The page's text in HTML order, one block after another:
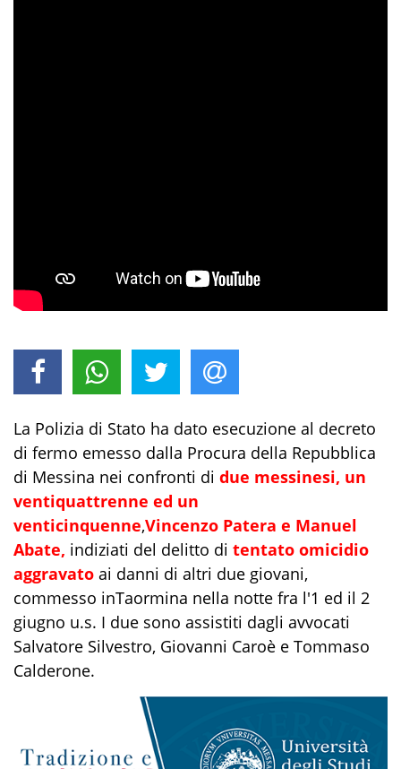
La Polizia di Stato ha dato esecuzione al decreto
di fermo emesso dalla Procura della Repubblica
di Messina nei confronti di due messinesi, un
ventiquattrenne ed un
venticinquenne,Vincenzo Patera e Manuel
Abate, indiziati del delitto di tentato omicidio
aggravato ai danni di altri due giovani,
commesso inTaormina nella notte fra l'1 ed il 2
giugno u.s. I due sono assistiti dagli avvocati
Salvatore Silvestro, Giovanni Caroè e Tommaso
Calderone.